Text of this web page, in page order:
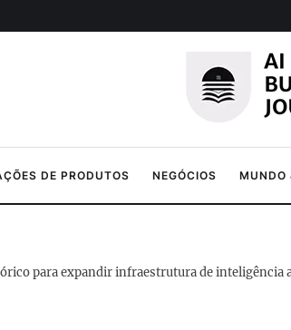
DE PRODUTOS NEGÓCIOS MUNDO
para expandir infraestrutura de inteligência